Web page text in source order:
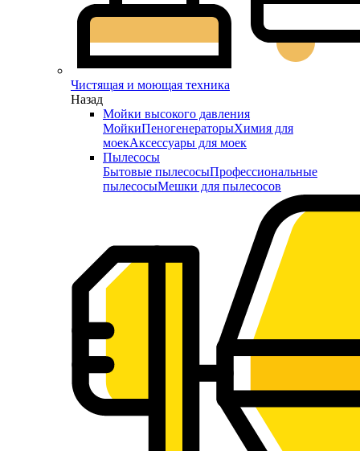
Чистящая и моющая техника
Назад
Мойки высокого давления
МойкиПеногенераторыХимия для
моекАксессуары для моек
Пылесосы
Бытовые пылесосыПрофессиональные
пылесосыМешки для пылесосов